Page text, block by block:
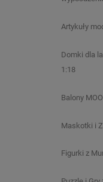
Artykuły
Domki dla
1:18
Balony
Maskotki i
Figurki z